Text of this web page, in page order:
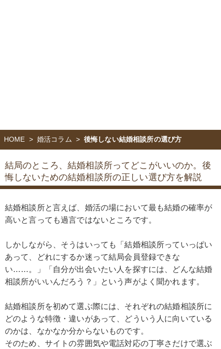
HOME 婚活コラム 後悔しない結婚相談所の選び方
結局のところ、結婚相談所ってどこがいいのか。 後
悔しないための結婚相談所の正しい選び方を解説
結婚相談所と言えば、婚活の場において最も結婚の確率が
高いと言っても過言ではないところです。
しかしながら、そうはいっても「結婚相談所っていっぱい
あって、どれにするか迷って結局会員登録できな
い……。」「自分が出会いたい人を探すには、どんな結婚
相談所がいいんだろう？」という声がよく聞かれます。
結婚相談所を初めて選ぶ際には、それぞれの結婚相談所に
どのような特徴・違いがあって、どういう人に向いている
のかは、なかなか分からないものです。
そのため、サイトの雰囲気や電話対応の丁寧さだけで選ぶ